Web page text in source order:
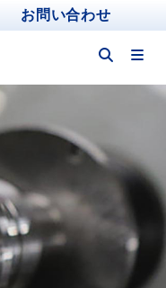
お問い合わせ